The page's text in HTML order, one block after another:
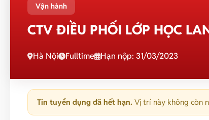
Vận hành
CTV ĐIỀU PHỐI LỚP HỌC
Hà Nội Fulltime Hạn nộp: 31/03/2023
Tin tuyển dụng đã hết hạn. Vị trí này không còn